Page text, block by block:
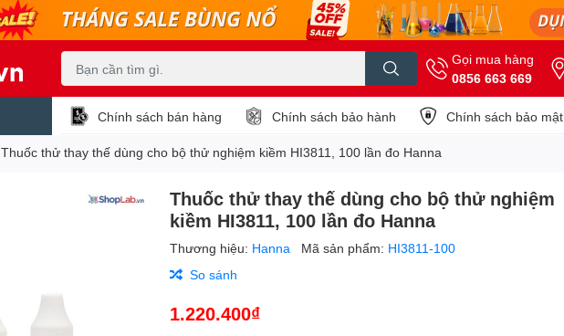
Gọi mua hàng
0856 663 669
Chính sách bán hàng Chính sách bảo hành Chính sách bảo mật
Thuốc thử thay thế dùng cho bộ thử nghiệm kiềm HI3811, 100 lần đo Hanna
Thuốc thử thay thế dùng cho bộ thử nghiệm
kiềm HI3811, 100 lần đo Hanna
Thương hiệu: Hanna Mã sản phẩm: HI3811-100
So sánh
1.220.400₫